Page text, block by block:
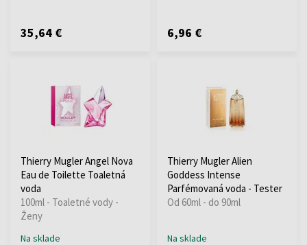
35,64 € 6,96 €
Thierry Mugler Angel Nova
Eau de Toilette Toaletná
voda
100ml - Toaletné vody -
Ženy
Na sklade
Thierry Mugler Alien
Goddess Intense
Parfémovaná voda - Tester
Od 60ml - do 90ml
Na sklade